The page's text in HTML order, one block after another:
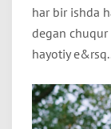
har bir ishda
degan chuqur
hayotiy